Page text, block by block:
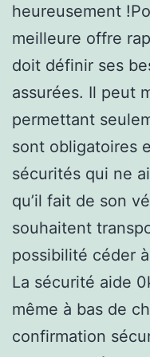
heureusement
meilleure offre
doit définir ses
assurées. Il peut
permettant
sont obligatoires
sécurités qui ne
qu’il fait de son
souhaitent
possibilité céder
La sécurité aide
même à bas de
confirmation